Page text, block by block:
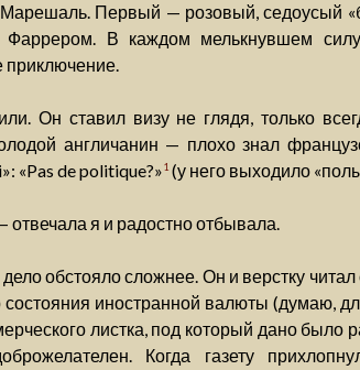
Марешаль. Первый — розовый, седоусый
В каждом мелькнувшем
приключение.
Он ставил визу не глядя, только
англичанин — плохо знал
«Pas de politique?»1(у него выходило
отвечала я и радостно отбывала.
обстояло сложнее. Он и верстку читал
иностранной валюты (думаю,
листка, под который дано
Когда газету